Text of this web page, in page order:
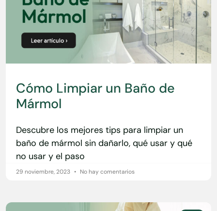
Cómo Limpiar un Baño de
Mármol
Descubre los mejores tips para limpiar un
baño de mármol sin dañarlo, qué usar y qué
no usar y el paso
29 noviembre, 2023 No hay comentarios